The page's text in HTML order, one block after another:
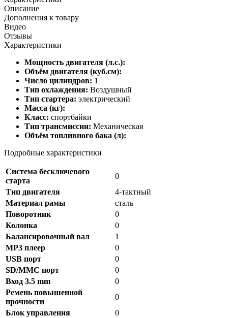
Описание
Дополнения к товару
Видео
Отзывы
Характеристики
Мощность двигателя (л.с.):
Объём двигателя (куб.см):
Число цилиндров: 1
Тип охлаждения: Воздушный
Тип стартера: электрический
Масса (кг):
Класс: спортбайки
Тип трансмиссии: Механическая
Объём топливного бака (л):
Подробные характеристики
Система бесключевого
старта
0
Тип двигателя
4-тактный
Материал рамы
сталь
Поворотник
0
Колонка
0
Балансировочный вал
1
MP3 плеер
0
USB порт
0
SD/MMC порт
0
Вход 3.5 mm
0
Ремень повышенной
прочности
0
Блок управления
0